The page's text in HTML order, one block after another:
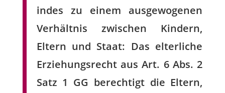
indes zu einem ausgewogenen
Verhältnis zwischen Kindern,
Eltern und Staat: Das elterliche
Erziehungsrecht aus Art. 6 Abs. 2
Satz 1 GG berechtigt die Eltern,